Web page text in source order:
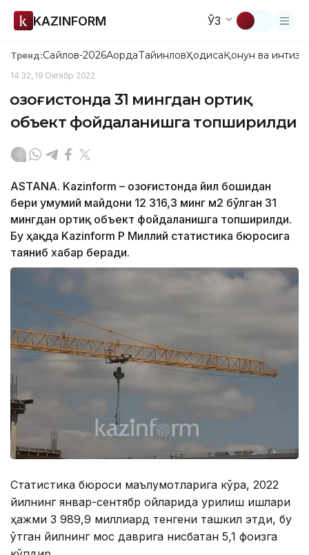
KAZINFORM ЎЗ
Тренд:Сайлов-2026АқордаТайинловҲодисаҚонун ва
14:32, 19 Октябр 2022
Қозоғистонда 31 мингдан ортиқ
объект фойдаланишга топширилди
ASTANA. Kazinform – Қозоғистонда йил бошидан
бери умумий майдони 12 316,3 минг м2 бўлган 31
мингдан ортиқ объект фойдаланишга топширилди.
Бу ҳақда Kazinform ҚР Миллий статистика бюросига
таяниб хабар беради.
Статистика бюроси маълумотларига кўра, 2022
йилнинг январ-сентябр ойларида қурилиш ишлари
ҳажми 3 989,9 миллиард тенгени ташкил этди, бу
ўтган йилнинг мос даврига нисбатан 5,1 фоизга